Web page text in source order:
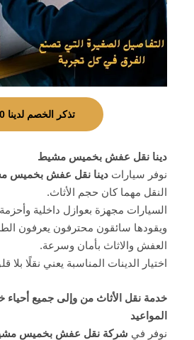
تذكر الخصم لدينا 30%
دينا نقل عفش بخميس مشيط
نوفر سياراتدينا نقل عفش بخميس
النقل مهما كان حجم الأثاث.
السيارات مجهزة بعوازل داخلية وأحزمة
ويقودها سائقون محترفون يعرفون
العفش والاثاث بأمان وسرعة.
اختيار الدينات المناسبة يعني نقلًا بلا
خدمة نقل الأثاث من وإلى جميع
المواعيد
نوفر في شركة نقل عفش بخميس